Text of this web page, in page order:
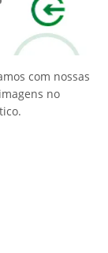
com nossas
no